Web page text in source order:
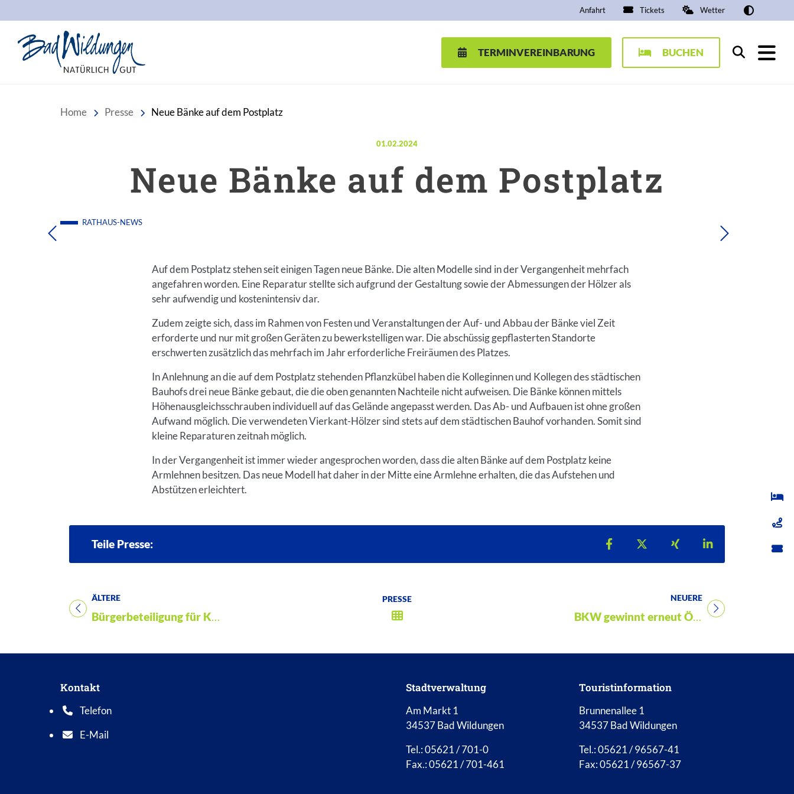
Anfahrt Tickets Wetter
TERMINVEREINBARUNG BUCHEN Suchen
Home Presse Neue Bänke auf dem Postplatz
Veröffentlicht am:
01.02.2024
Neue Bänke auf dem Postplatz
RATHAUS-NEWS
Auf dem Postplatz stehen seit einigen Tagen neue Bänke. Die alten Modelle sind in der Vergangenheit mehrfach
angefahren worden. Eine Reparatur stellte sich aufgrund der Gestaltung sowie der Abmessungen der Hölzer als
sehr aufwendig und kostenintensiv dar.
Zudem zeigte sich, dass im Rahmen von Festen und Veranstaltungen der Auf- und Abbau der Bänke viel Zeit
erforderte und nur mit großen Geräten zu bewerkstelligen war. Die abschüssig gepflasterten Standorte
erschwerten zusätzlich das mehrfach im Jahr erforderliche Freiräumen des Platzes.
In Anlehnung an die auf dem Postplatz stehenden Pflanzkübel haben die Kolleginnen und Kollegen des städtischen
Bauhofs drei neue Bänke gebaut, die die oben genannten Nachteile nicht aufweisen. Die Bänke können mittels
Höhenausgleichsschrauben individuell auf das Gelände angepasst werden. Das Ab- und Aufbauen ist ohne großen
Aufwand möglich. Die verwendeten Vierkant-Hölzer sind stets auf dem städtischen Bauhof vorhanden. Somit sind
kleine Reparaturen zeitnah möglich.
In der Vergangenheit ist immer wieder angesprochen worden, dass die alten Bänke auf dem Postplatz keine
Armlehnen besitzen. Das neue Modell hat daher in der Mitte eine Armlehne erhalten, die das Aufstehen und
Abstützen erleichtert.
Teile Presse: Teilen auf Facebook
Teilen auf XTeilen auf Xing
Teilen auf
ÄLTERE
Titel für Presse
Bürgerbeteiligung für Klimaschutzmaßnahmen – Jetzt mitmachen!
PRESSE NEUERE
Titel für Presse
BKW gewinnt erneut ÖPNV Linien: Arbeitsplatz- und Standortsicherung
Kontakt
Telefon
Telefonnummer: 0 5 6 2 1 7 0 1 0
E-Mail
E-Mail Adresse: info@bad-wildungen.de
Stadtverwaltung
Am Markt 1
34537 Bad Wildungen
Tel.: 05621 / 701-0
Fax.: 05621 / 701-461
Touristinformation
Brunnenallee 1
34537 Bad Wildungen
Tel.: 05621 / 96567-41
Fax: 05621 / 96567-37